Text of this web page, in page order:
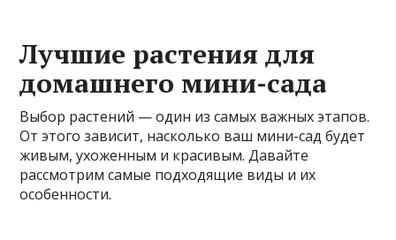
Лучшие растения для
домашнего мини-сада
Выбор растений — один из самых важных этапов.
От этого зависит, насколько ваш мини-сад будет
живым, ухоженным и красивым. Давайте
рассмотрим самые подходящие виды и их
особенности.